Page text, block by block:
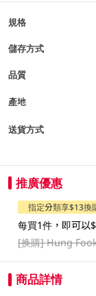
規格
儲存方式
品質
產地
送貨方式
推廣優惠
指定分類享$13換
每買1件，即可以
[换購]Hung
商品詳情